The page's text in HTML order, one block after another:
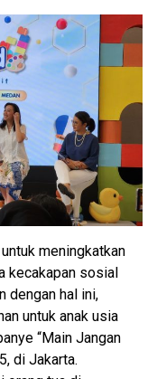
meningkatkan
kecakapan sosial
dengan hal ini,
untuk anak usia
“Main Jangan
di Jakarta.